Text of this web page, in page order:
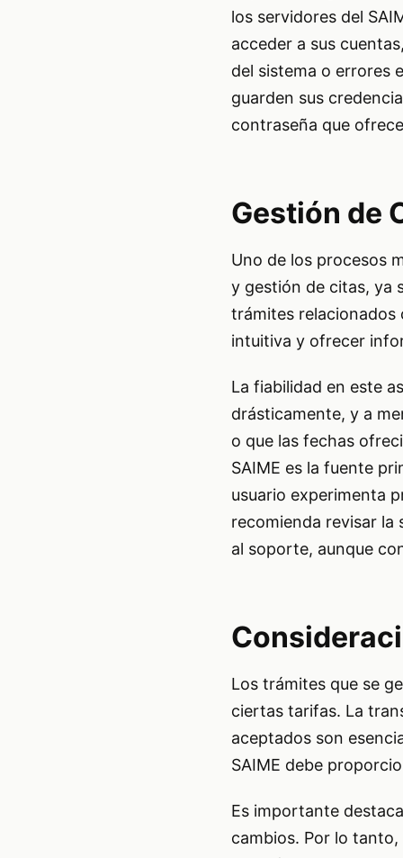
los servidores del
acceder a sus
del sistema o errores
guarden sus
contraseña que
Gestión de
Uno de los procesos
y gestión de citas, ya
trámites relacionados
intuitiva y ofrecer
La fiabilidad en este
drásticamente, y a
o que las fechas
SAIME es la fuente
usuario experimenta
recomienda revisar
al soporte, aunque
Los trámites que se
ciertas tarifas. La
aceptados son
SAIME debe
Es importante
cambios. Por lo